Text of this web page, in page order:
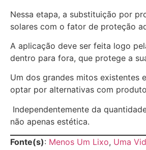
Nessa etapa, a substituição por
solares com o fator de proteção
A aplicação deve ser feita logo
dentro para fora, que protege a
Um dos grandes mitos existentes
optar por alternativas com
Independentemente da
não apenas estética.
Fonte(s): Menos Um Lixo, Uma